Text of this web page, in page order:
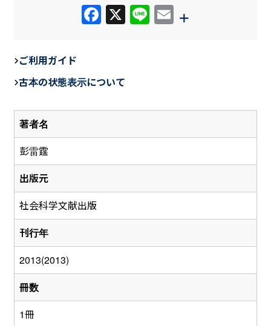
著者名
彭雷霆
出版元
社会科学文献出版
刊行年
2013(2013)
冊数
1冊
F
e
b
o
o
X Li E
+
ご利用ガイド
古本の状態表示について